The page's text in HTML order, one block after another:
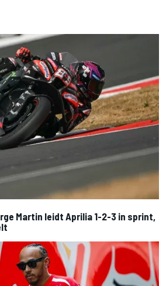
Martin leidt Aprilia 1-2-3 in sprint,